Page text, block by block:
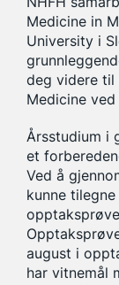
Medicine in
University i
deg videre til
Medicine
Årsstudium i
et
Ved å
kunne
august i
har vitnemål